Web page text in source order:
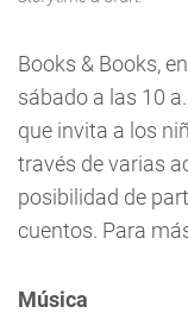
Books & Books,
sábado a las 10
que invita a los
través de varias
posibilidad de
cuentos. Para
Música